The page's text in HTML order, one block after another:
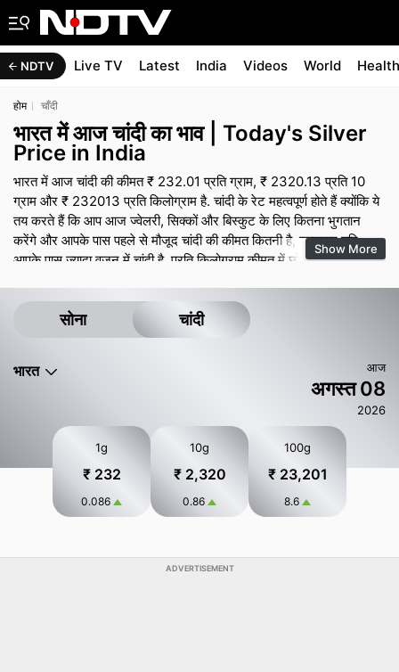
NDTV Live TV Latest India Videos World Health
होम चाँदी
भारत में आज चांदी का भाव | Today's Silver
Price in India
भारत में आज चांदी की कीमत ₹ 232.01 प्रति ग्राम, ₹ 2320.13 प्रति 10
ग्राम और ₹ 232013 प्रति किलोग्राम है. चांदी के रेट महत्वपूर्ण होते हैं क्योंकि ये
तय करते हैं कि आप आज ज्वेलरी, सिक्कों और बिस्कुट के लिए कितना भुगतान
करेंगे और आपके पास पहले से मौजूद चांदी की कीमत कितनी है, खासकर यदि
आपके पास ज्यादा वजन में चांदी है. प्रति किलोग्राम कीमत में छोटा सा बदलाव भी
संकेतात्मक बाजार स्तर हैं और स्थानीय कर, परिवहन व बीमा लागत और डीलर
मार्जिन के कारण शहरों के अनुसार अलग हो सकते हैं. खरीदारी से पहले अपने
ज्वेलर या डीलर से लाइव रेट की पुष्टि करना और सिल्वर रेट कैलकुलेटर का
अंतिम भुगतान का अनुमान लगाना समझदारी है.
Show More
सोना चांदी
भारत आज
अगस्त 08
2026
1g
₹ 232
0.086
10g
₹ 2,320
0.86
100g
₹ 23,201
8.6
ADVERTISEMENT